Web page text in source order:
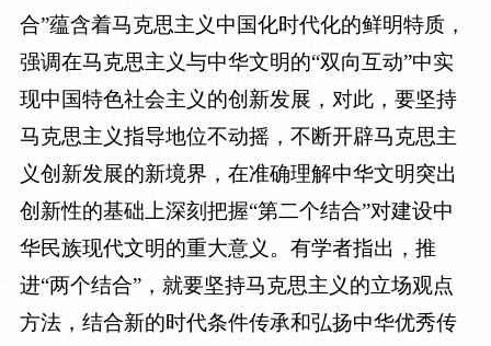
合”蕴含着马克思主义中国化时代化的鲜明特质，
强调在马克思主义与中华文明的“双向互动”中实
现中国特色社会主义的创新发展，对此，要坚持
马克思主义指导地位不动摇，不断开辟马克思主
义创新发展的新境界，在准确理解中华文明突出
创新性的基础上深刻把握“第二个结合”对建设中
华民族现代文明的重大意义。有学者指出，推
进“两个结合”，就要坚持马克思主义的立场观点
方法，结合新的时代条件传承和弘扬中华优秀传